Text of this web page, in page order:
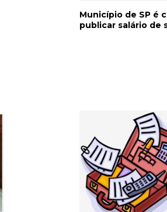
Município de SP é
publicar salário de